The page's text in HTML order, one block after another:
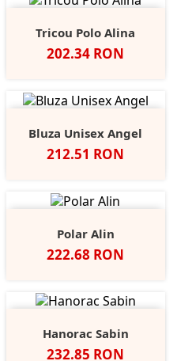
Tricou Polo Alina
Pret
202.34 RON
Bluza Unisex Angel
Pret
212.51 RON
Polar Alin
Pret
222.68 RON
Hanorac Sabin
Pret
232.85 RON